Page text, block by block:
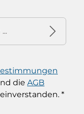
die AGB
*